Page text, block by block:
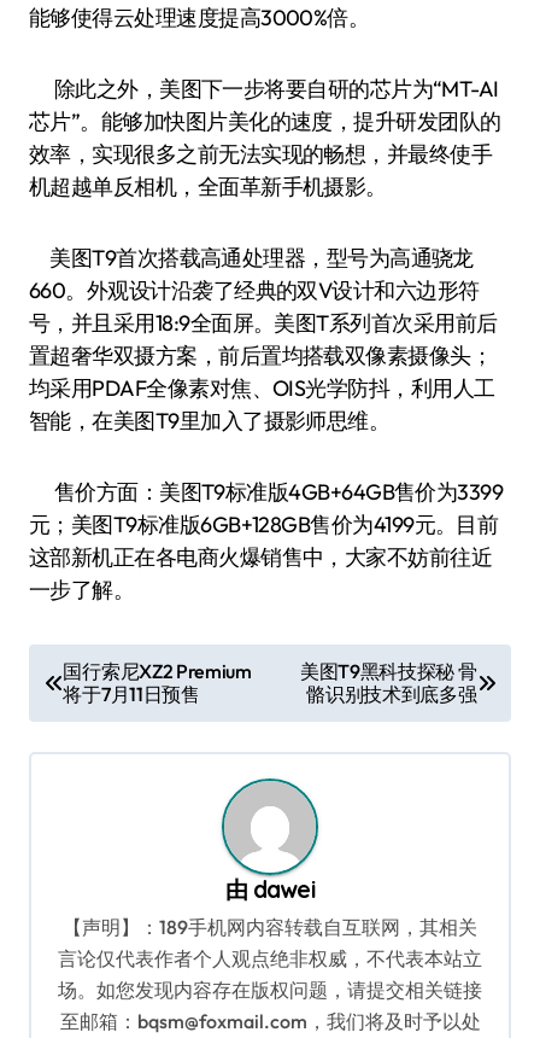
能够使得云处理速度提高3000%倍。
除此之外，美图下一步将要自研的芯片为“MT-AI
芯片”。能够加快图片美化的速度，提升研发团队的
效率，实现很多之前无法实现的畅想，并最终使手
机超越单反相机，全面革新手机摄影。
美图T9首次搭载高通处理器，型号为高通骁龙
660。外观设计沿袭了经典的双V设计和六边形符
号，并且采用18:9全面屏。美图T系列首次采用前后
置超奢华双摄方案，前后置均搭载双像素摄像头；
均采用PDAF全像素对焦、OIS光学防抖，利用人工
智能，在美图T9里加入了摄影师思维。
售价方面：美图T9标准版4GB+64GB售价为3399
元；美图T9标准版6GB+128GB售价为4199元。目前
这部新机正在各电商火爆销售中，大家不妨前往近
一步了解。
章
导
国行索尼XZ2 Premium
将于7月11日预售
美图T9黑科技探秘 骨
骼识别技术到底多强
由 dawei
【声明】：189手机网内容转载自互联网，其相关
言论仅代表作者个人观点绝非权威，不代表本站立
场。如您发现内容存在版权问题，请提交相关链接
至邮箱：bqsm@foxmail.com，我们将及时予以处